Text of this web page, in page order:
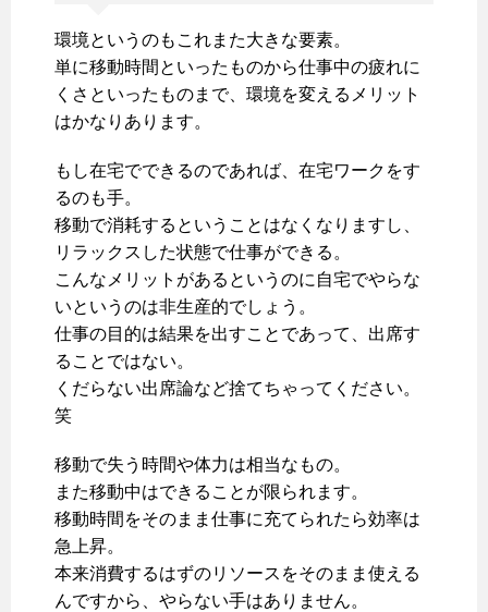
環境というのもこれまた大きな要素。
単に移動時間といったものから仕事中の疲れに
くさといったものまで、環境を変えるメリット
はかなりあります。
もし在宅でできるのであれば、在宅ワークをす
るのも手。
移動で消耗するということはなくなりますし、
リラックスした状態で仕事ができる。
こんなメリットがあるというのに自宅でやらな
いというのは非生産的でしょう。
仕事の目的は結果を出すことであって、出席す
ることではない。
くだらない出席論など捨てちゃってください。
笑
移動で失う時間や体力は相当なもの。
また移動中はできることが限られます。
移動時間をそのまま仕事に充てられたら効率は
急上昇。
本来消費するはずのリソースをそのまま使える
んですから、やらない手はありません。